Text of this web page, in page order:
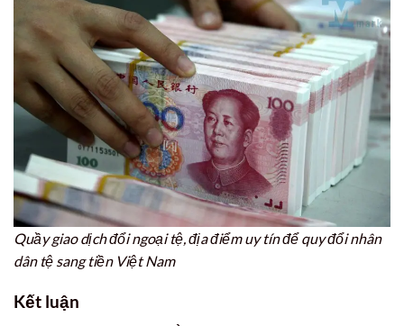
Quầy giao dịch đổi ngoại tệ, địa điểm uy tín để quy đổi nhân
dân tệ sang tiền Việt Nam
Kết luận